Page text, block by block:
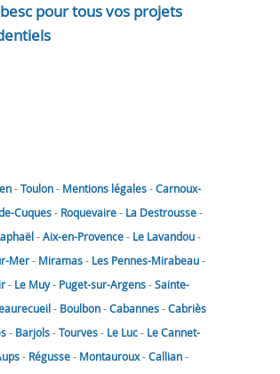
pour tous vos projets
-Toulon- Mentions légales-Carnoux-
Cuques- Roquevaire- La Destrousse-
-Aix-en-Provence- Le Lavandou-
Mer- Miramas- Les Pennes-Mirabeau-
- Le Muy- Puget-sur-Argens-Sainte-
- Boulbon-Cabannes-Cabriès
- Barjols-Tourves- Le Luc- Le Cannet-
- Régusse- Montauroux-Callian-